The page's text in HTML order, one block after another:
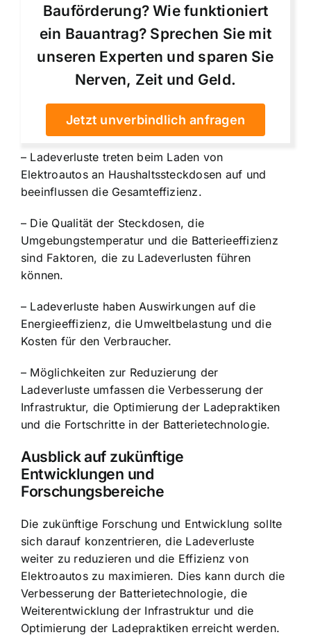
Bauförderung? Wie funktioniert
ein Bauantrag? Sprechen Sie mit
unseren Experten und sparen Sie
Nerven, Zeit und Geld.
Jetzt unverbindlich anfragen
– Ladeverluste treten beim Laden von
Elektroautos an Haushaltssteckdosen auf und
beeinflussen die Gesamteffizienz.
– Die Qualität der Steckdosen, die
Umgebungstemperatur und die Batterieeffizienz
sind Faktoren, die zu Ladeverlusten führen
können.
– Ladeverluste haben Auswirkungen auf die
Energieeffizienz, die Umweltbelastung und die
Kosten für den Verbraucher.
– Möglichkeiten zur Reduzierung der
Ladeverluste umfassen die Verbesserung der
Infrastruktur, die Optimierung der Ladepraktiken
und die Fortschritte in der Batterietechnologie.
Ausblick auf zukünftige
Entwicklungen und
Forschungsbereiche
Die zukünftige Forschung und Entwicklung sollte
sich darauf konzentrieren, die Ladeverluste
weiter zu reduzieren und die Effizienz von
Elektroautos zu maximieren. Dies kann durch die
Verbesserung der Batterietechnologie, die
Weiterentwicklung der Infrastruktur und die
Optimierung der Ladepraktiken erreicht werden.